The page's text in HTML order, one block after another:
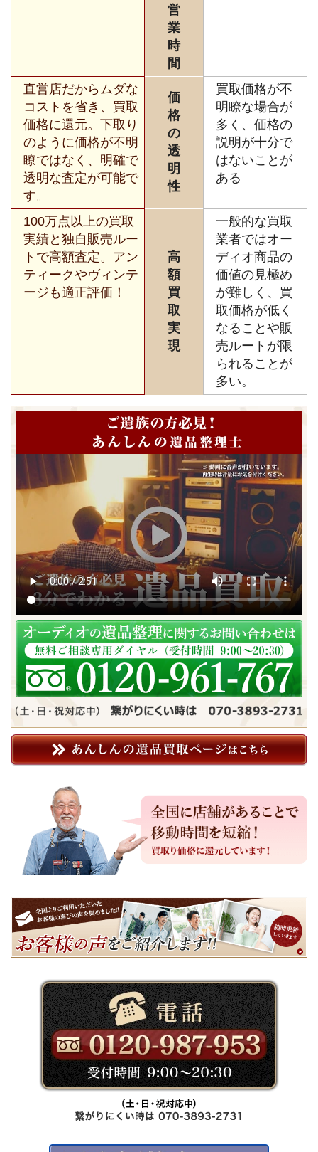
営
業
時
間
直営店だからムダな
コストを省き、買取
価格に還元。下取り
のように価格が不明
瞭ではなく、明確で
透明な査定が可能で
す。
価
格
の
透
明
性
買取価格が不
明瞭な場合が
多く、価格の
説明が十分で
はないことが
ある
100万点以上の買取
実績と独自販売ルー
トで高額査定。アン
ティークやヴィンテ
ージも適正評価！
高
額
買
取
実
現
一般的な買取
業者ではオー
ディオ商品の
価値の見極め
が難しく、買
取価格が低く
なることや販
売ルートが限
られることが
多い。